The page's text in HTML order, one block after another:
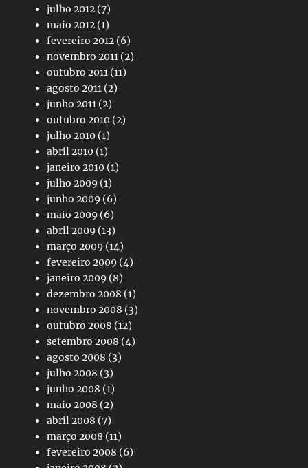
julho 2012 (7)
maio 2012 (1)
fevereiro 2012 (6)
novembro 2011 (2)
outubro 2011 (11)
agosto 2011 (2)
junho 2011 (2)
outubro 2010 (2)
julho 2010 (1)
abril 2010 (1)
janeiro 2010 (1)
julho 2009 (1)
junho 2009 (6)
maio 2009 (6)
abril 2009 (13)
março 2009 (14)
fevereiro 2009 (4)
janeiro 2009 (8)
dezembro 2008 (1)
novembro 2008 (3)
outubro 2008 (12)
setembro 2008 (4)
agosto 2008 (3)
julho 2008 (3)
junho 2008 (1)
maio 2008 (2)
abril 2008 (7)
março 2008 (11)
fevereiro 2008 (6)